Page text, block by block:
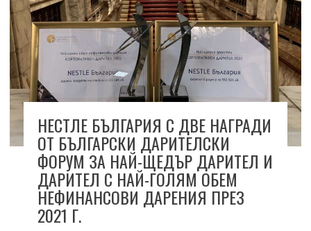
НЕСТЛЕ БЪЛГАРИЯ С ДВЕ НАГРАДИ
ОТ БЪЛГАРСКИ ДАРИТЕЛСКИ
ФОРУМ ЗА НАЙ-ЩЕДЪР ДАРИТЕЛ И
ДАРИТЕЛ С НАЙ-ГОЛЯМ ОБЕМ
НЕФИНАНСОВИ ДАРЕНИЯ ПРЕЗ
2021 Г.